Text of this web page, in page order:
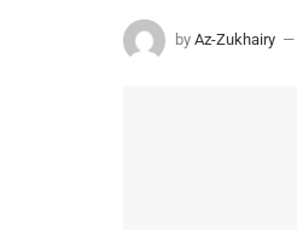
by Az-Zukhairy